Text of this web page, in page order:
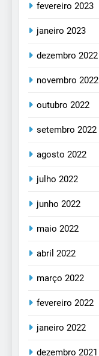
fevereiro 2023
janeiro 2023
dezembro 2022
novembro 2022
outubro 2022
setembro 2022
agosto 2022
julho 2022
junho 2022
maio 2022
abril 2022
março 2022
fevereiro 2022
janeiro 2022
dezembro 2021